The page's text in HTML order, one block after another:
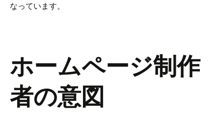
なっています。
ホームページ制作
者の意図